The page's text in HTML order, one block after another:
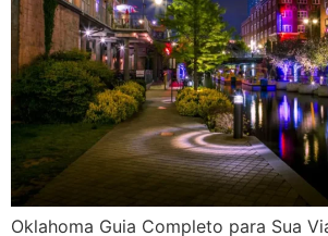
Oklahoma Guia Completo para Sua